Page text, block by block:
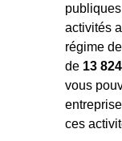
activités
régime
de 13
vous
ces